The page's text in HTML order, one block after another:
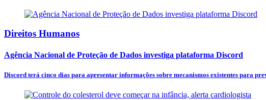
Direitos Humanos
Agência Nacional de Proteção de Dados investiga plataforma Discord
Discord terá cinco dias para apresentar informações sobre mecanismos existentes para